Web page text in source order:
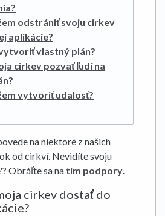
odstrániť svoju cirkev
aplikácie?
vlastný plán?
cirkev pozvať ľudí na
vytvoriť udalosť?
na niektoré z našich
od cirkví. Nevidíte svoju
Obráťte sa na tím podpory.
cirkev dostať do